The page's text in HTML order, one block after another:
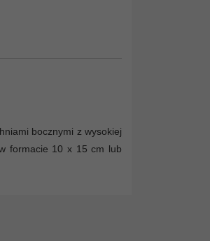
bocznymi z wysokiej
formacie 10 x 15 cm lub